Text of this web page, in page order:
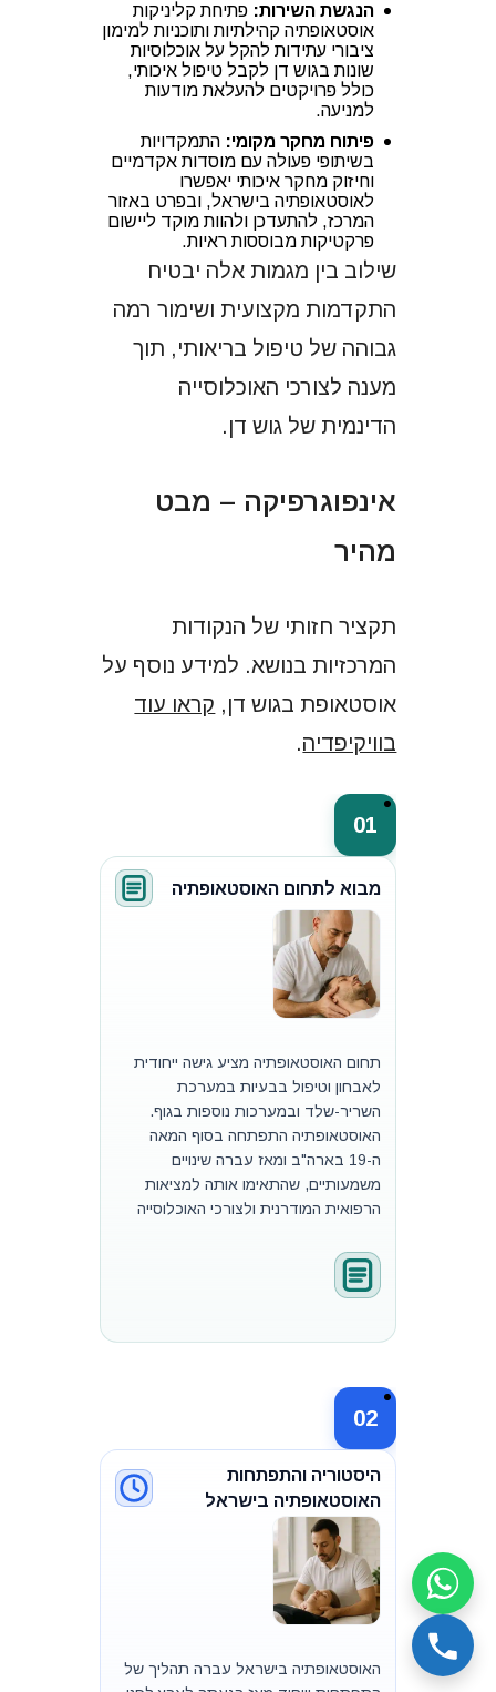
הנגשת השירות: פתיחת קליניקות
אוסטאופתיה קהילתיות ותוכניות למימון
ציבורי עתידות להקל על אוכלוסיות
שונות בגוש דן לקבל טיפול איכותי,
כולל פרויקטים להעלאת מודעות
למניעה.
פיתוח מחקר מקומי: התמקדויות
בשיתופי פעולה עם מוסדות אקדמיים
וחיזוק מחקר איכותי יאפשרו
לאוסטאופתיה בישראל, ובפרט באזור
המרכז, להתעדכן ולהוות מוקד ליישום
פרקטיקות מבוססות ראיות.
שילוב בין מגמות אלה יבטיח
התקדמות מקצועית ושימור רמה
גבוהה של טיפול בריאותי, תוך
מענה לצורכי האוכלוסייה
הדינמית של גוש דן.
אינפוגרפיקה – מבט
מהיר
תקציר חזותי של הנקודות
המרכזיות בנושא. למידע נוסף על
אוסטאופת בגוש דן, קראו עוד
בוויקיפדיה.
01
מבוא לתחום האוסטאופתיה
תחום האוסטאופתיה מציע גישה ייחודית
לאבחון וטיפול בבעיות במערכת
השריר-שלד ובמערכות נוספות בגוף.
האוסטאופתיה התפתחה בסוף המאה
ה-19 בארה"ב ומאז עברה שינויים
משמעותיים, שהתאימו אותה למציאות
הרפואית המודרנית ולצורכי האוכלוסייה
02
היסטוריה והתפתחות
האוסטאופתיה בישראל
האוסטאופתיה בישראל עברה תהליך של